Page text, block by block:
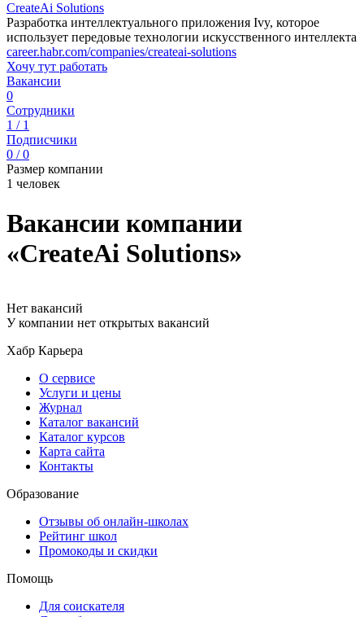
CreateAi Solutions
Разработка интеллектуального приложения Ivy, которое
использует передовые технологии искусственного интеллекта
career.habr.com/companies/createai-solutions
Хочу тут работать
Вакансии
0
Сотрудники
1 / 1
Подписчики
0 / 0
Размер компании
1 человек
Вакансии компании
«CreateAi Solutions»
Нет вакансий
У компании нет открытых вакансий
Хабр Карьера
О сервисе
Услуги и цены
Журнал
Каталог вакансий
Каталог курсов
Карта сайта
Контакты
Образование
Отзывы об онлайн-школах
Рейтинг школ
Промокоды и скидки
Помощь
Для соискателя